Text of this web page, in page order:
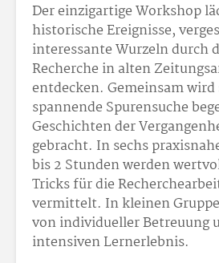
Der einzigartige Workshop
historische Ereignisse,
interessante Wurzeln durch
Recherche in alten
entdecken. Gemeinsam wird
spannende Spurensuche
Geschichten der
gebracht. In sechs
bis 2 Stunden werden
Tricks für die
vermittelt. In kleinen
von individueller Betreuung
intensiven Lernerlebnis.